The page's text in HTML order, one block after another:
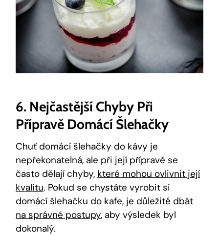
6. Nejčastější Chyby Při
Přípravě Domácí Šlehačky
Chuť domácí šlehačky do kávy je
nepřekonatelná, ale při její přípravě se
často dělají chyby, které mohou ovlivnit její
kvalitu. Pokud se chystáte vyrobit si
domácí šlehačku do kafe, je důležité dbát
na správné postupy, aby výsledek byl
dokonalý.